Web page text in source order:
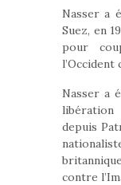
Nasser a
Suez, en
pour
l’Occident
Nasser a
libération
depuis
contre